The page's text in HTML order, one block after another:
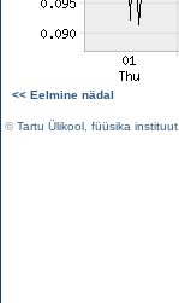
<< Eelmine nädal
©Tartu Ülikool füüsika instituut